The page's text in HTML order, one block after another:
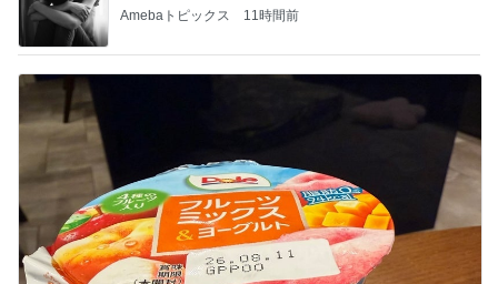
Amebaトピックス 11時間前